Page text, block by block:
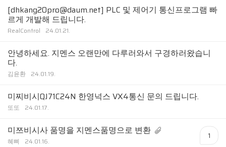
[dhkang20pro@daum.net] PLC 및 제어기 통신프로그램 빠
르게 개발해 드립니다.
RealControl 24.01.21.
안녕하세요. 지멘스 오랜만에 다루러와서 구경하러왔습니
다.
김윤환 24.01.19.
미찌비시QJ71C24N 한영넉스 VX4통신 문의 드립니다.
또또 24.01.17.
미쯔비시사 품명을 지멘스품명으로 변환
혜삐 24.01.16.
1